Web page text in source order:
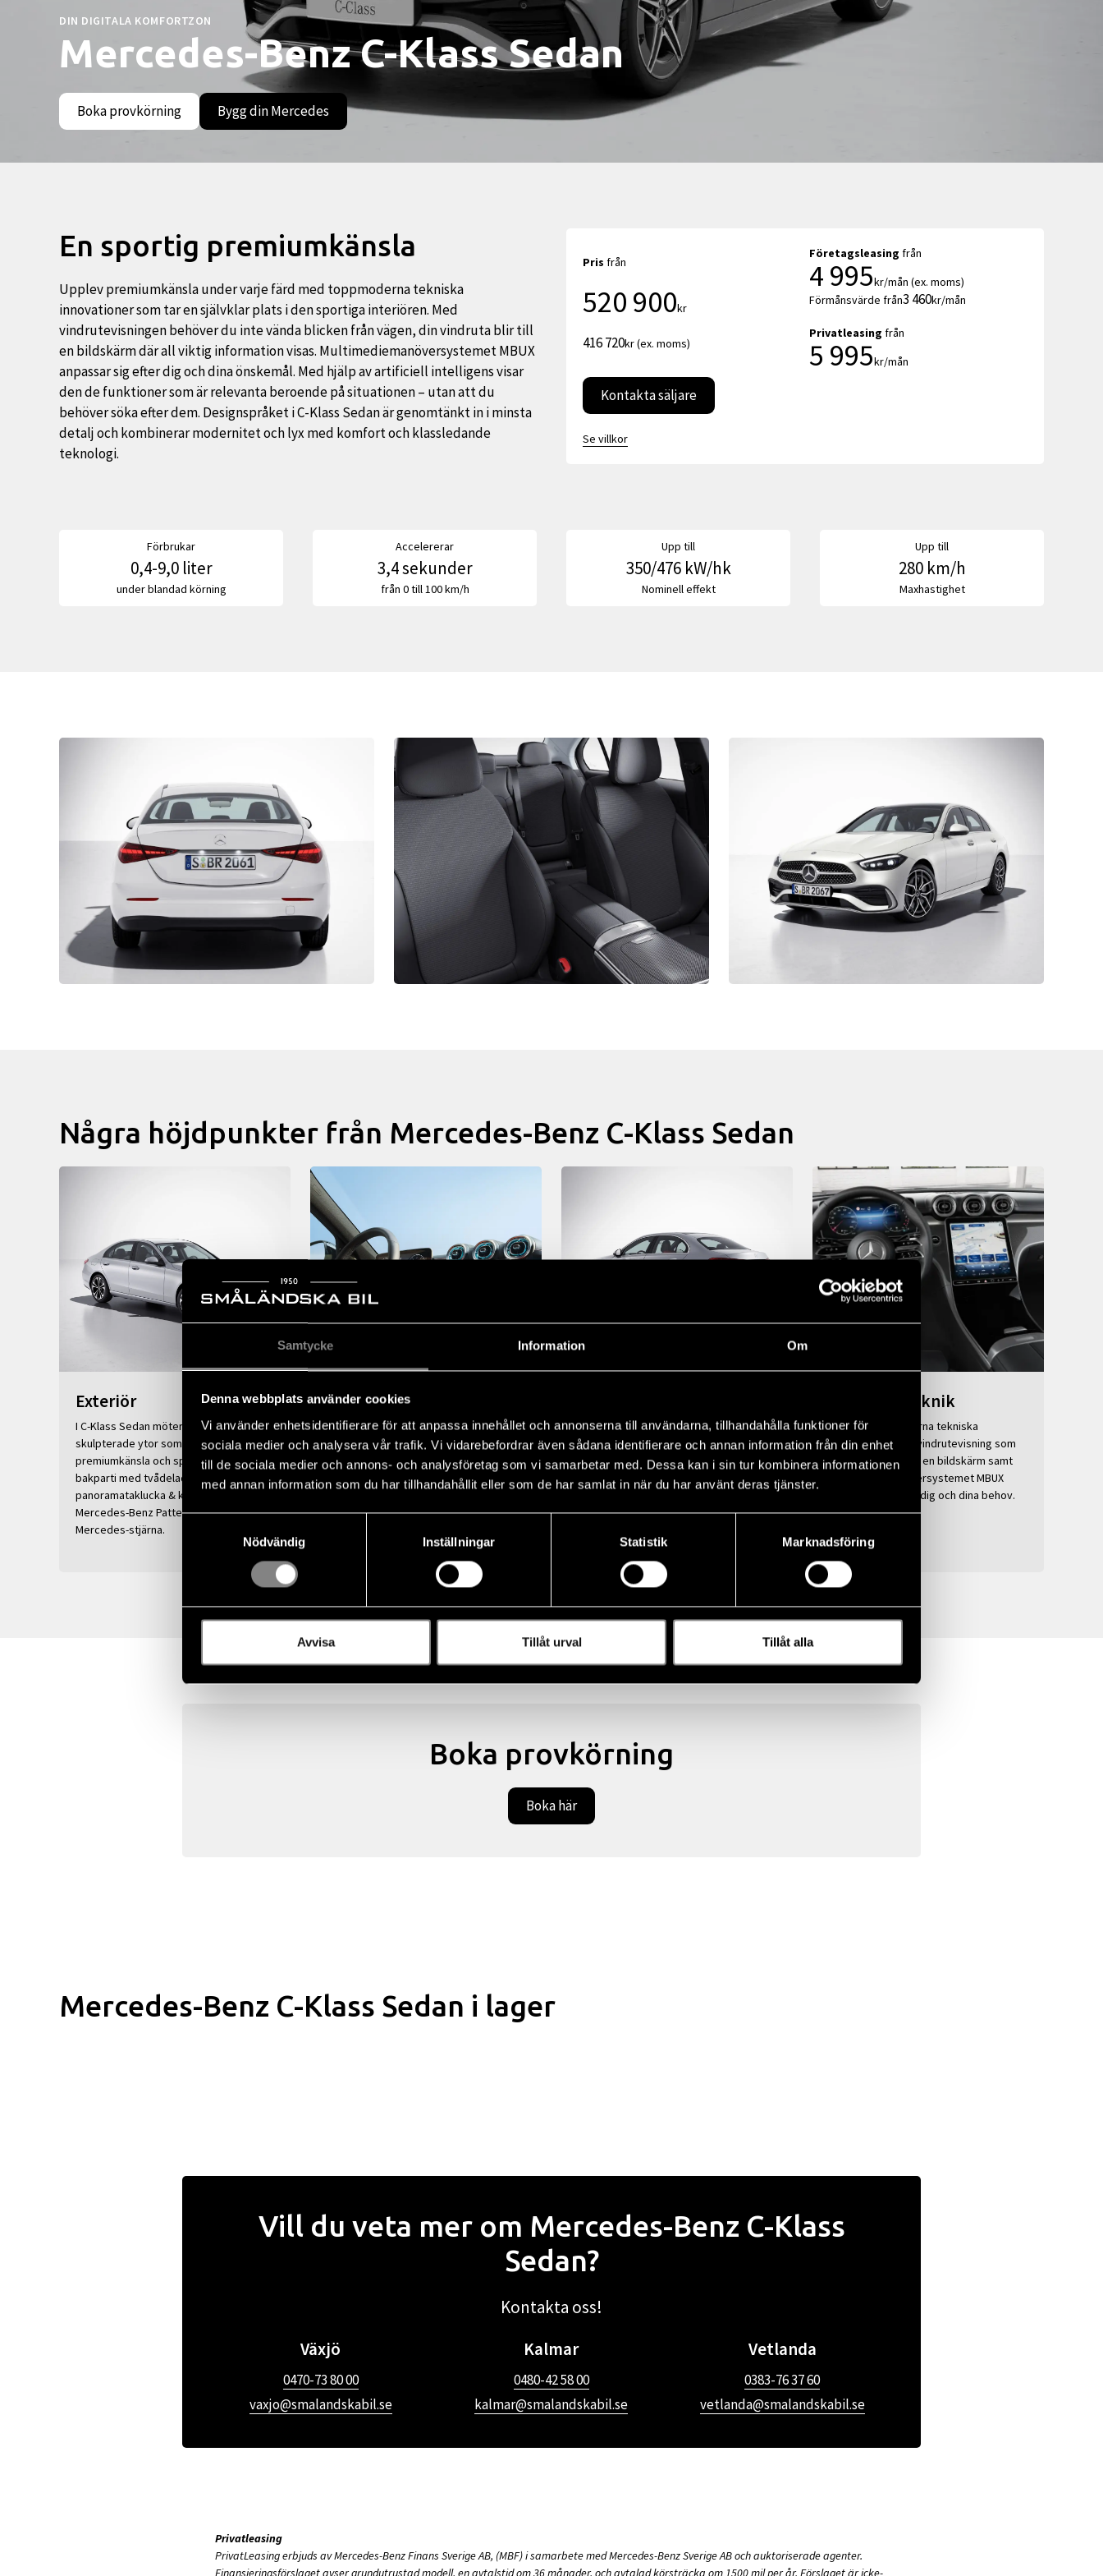
Samtycke Information Om
Denna webbplats använder cookies
Vi använder enhetsidentifierare för att anpassa innehållet och annonserna till användarna, tillhandahålla funktioner för
sociala medier och analysera vår trafik. Vi vidarebefordrar även sådana identifierare och annan information från din enhet
till de sociala medier och annons- och analysföretag som vi samarbetar med. Dessa kan i sin tur kombinera informationen
med annan information som du har tillhandahållit eller som de har samlat in när du har använt deras tjänster.
Nödvändig
Inställningar Statistik Marknadsföring
Avvisa Tillåt urval Tillåt alla
DIN DIGITALA KOMFORTZON
Mercedes-Benz C-Klass Sedan
Boka provkörning Bygg din Mercedes
En sportig premiumkänsla
Upplev premiumkänsla under varje färd med toppmoderna tekniska
innovationer som tar en självklar plats i den sportiga interiören. Med
vindrutevisningen behöver du inte vända blicken från vägen, din vindruta blir till
en bildskärm där all viktig information visas. Multimediemanöversystemet MBUX
anpassar sig efter dig och dina önskemål. Med hjälp av artificiell intelligens visar
den de funktioner som är relevanta beroende på situationen – utan att du
behöver söka efter dem. Designspråket i C-Klass Sedan är genomtänkt in i minsta
detalj och kombinerar modernitet och lyx med komfort och klassledande
teknologi.
Pris från
520 900kr
416 720kr (ex. moms)
Företagsleasing från
4 995kr/mån (ex. moms)
Förmånsvärde från3 460kr/mån
Privatleasing från
5 995kr/mån
Kontakta säljare
Se villkor
Förbrukar
0,4-9,0 liter
under blandad körning
Accelererar
3,4 sekunder
från 0 till 100 km/h
Upp till
350/476 kW/hk
Nominell effekt
Upp till
280 km/h
Maxhastighet
Några höjdpunkter från Mercedes-Benz C-Klass Sedan
Exteriör
I C-Klass Sedan möter rena linjer elegant
skulpterade ytor som förenar
premiumkänsla och sportighet. Markant
bakparti med tvådelade baklyktor,
panoramataklucka & kylarinklädnad med
Mercedes-Benz Pattern och integrerad
Mercedes-stjärna.
Interiör
Genomtänkt in i minsta detalj med
innovationer som tar en självklar plats i
den sportiga interiören. Upplev komfort
utöver det vanliga, med ENERGIZING-
av. Baksätespassagerarna har också
Denna drivlina kombinerar elbilens
fördelar, såsom att köra lokalt utan CO2-
utsläpp, med förbränningsmotorns
oberoende och räckvidd på långa
Innovativ teknik
Upplev toppmoderna tekniska
innovationer som vindrutevisning som
gör din vindruta till en bildskärm samt
Multimediemanöversystemet MBUX
anpassar sig efter dig och dina behov.
Boka provkörning
Boka här
Mercedes-Benz C-Klass Sedan i lager
Vill du veta mer om Mercedes-Benz C-Klass
Sedan?
Kontakta oss!
Växjö
0470-73 80 00
vaxjo@smalandskabil.se
Kalmar
0480-42 58 00
kalmar@smalandskabil.se
Vetlanda
0383-76 37 60
vetlanda@smalandskabil.se
Privatleasing
PrivatLeasing erbjuds av Mercedes-Benz Finans Sverige AB, (MBF) i samarbete med Mercedes-Benz Sverige AB och auktoriserade agenter.
Finansieringsförslaget avser grundutrustad modell, en avtalstid om 36 månader, och avtalad körsträcka om 1500 mil per år. Förslaget är icke-